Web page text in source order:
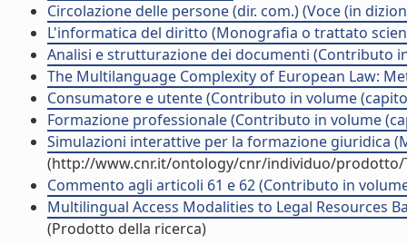
Circolazione delle persone (dir. com.) (Voce (in
L'informatica del diritto (Monografia o trattato
Analisi e strutturazione dei documenti (Contributo
The Multilanguage Complexity of European Law:
Consumatore e utente (Contributo in volume
Formazione professionale (Contributo in volume
Simulazioni interattive per la formazione giuridica
(http://www.cnr.it/ontology/cnr/individuo/prodotto/
Commento agli articoli 61 e 62 (Contributo in
Multilingual Access Modalities to Legal Resources
(Prodotto della ricerca)